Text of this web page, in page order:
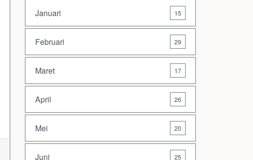
Januari 15
Februari 29
Maret 17
April 26
Mei 20
Juni 25